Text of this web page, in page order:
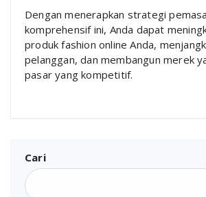
Dengan menerapkan strategi
komprehensif ini, Anda dapat
produk fashion online Anda,
pelanggan, dan membangun merek
pasar yang kompetitif.
Cari